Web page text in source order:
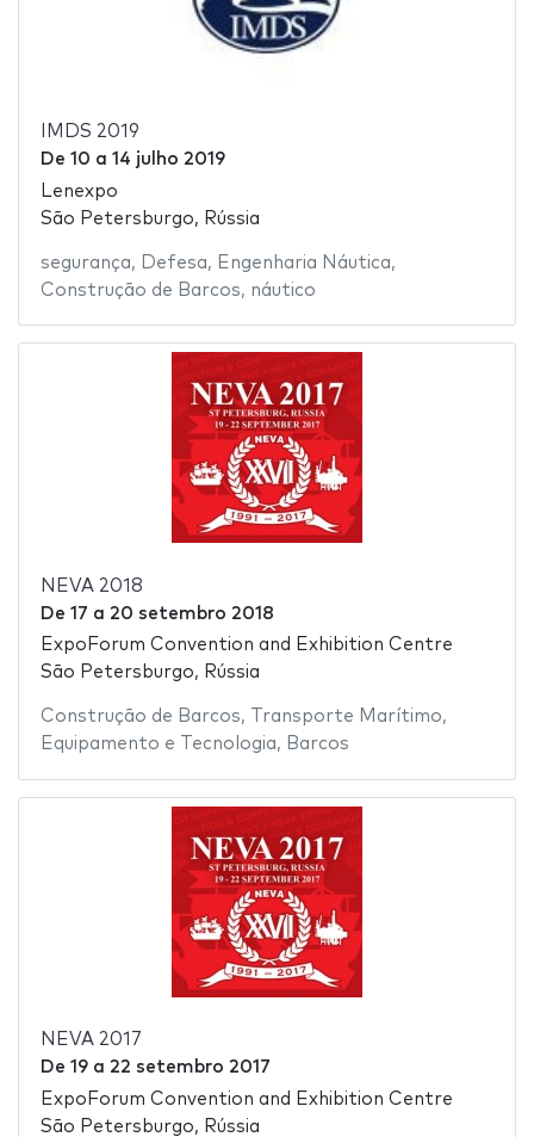
IMDS 2019
De 10 a 14 julho 2019
Lenexpo
São Petersburgo, Rússia
segurança, Defesa, Engenharia Náutica,
Construção de Barcos, náutico
NEVA 2018
De 17 a 20 setembro 2018
ExpoForum Convention and Exhibition Centre
São Petersburgo, Rússia
Construção de Barcos, Transporte Marítimo,
Equipamento e Tecnologia, Barcos
NEVA 2017
De 19a 22 setembro 2017
ExpoForum Convention and Exhibition Centre
São Petersburgo, Rússia